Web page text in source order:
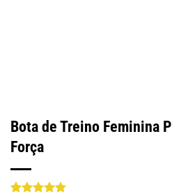
Bota de Treino Feminina
Força